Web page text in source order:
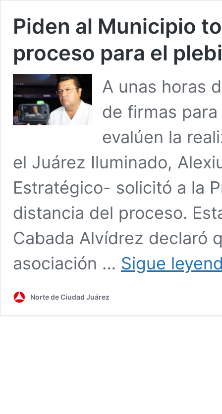
Piden al Municipio
proceso para el
A unas horas
de firmas
evalúen la
el Juárez Iluminado,
Estratégico- solicitó a la
distancia del proceso.
Cabada Alvídrez declaró
asociación … Sigue
Norte de Ciudad Juárez